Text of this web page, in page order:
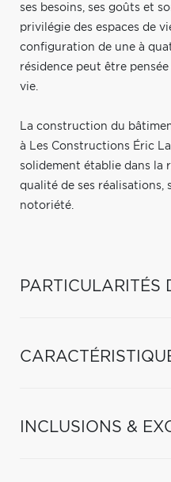
ses besoins, ses goûts et
privilégie des espaces de
configuration de une à
résidence peut être
vie.
La construction du
à Les Constructions Éric
solidement établie dans la
qualité de ses réalisations,
notoriété.
PARTICULARITÉS
INCLUSIONS &